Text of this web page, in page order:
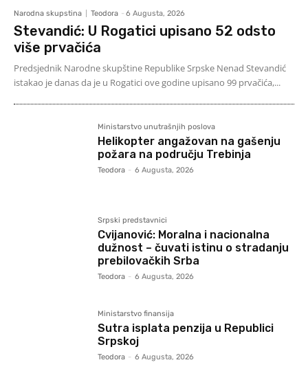
Narodna skupstina Teodora - 6 Augusta, 2026
Stevandić: U Rogatici upisano 52 odsto
više prvačića
Predsjednik Narodne skupštine Republike Srpske Nenad Stevandić
istakao je danas da je u Rogatici ove godine upisano 99 prvačića,...
Ministarstvo unutrašnjih poslova
Helikopter angažovan na gašenju
požara na području Trebinja
Teodora - 6 Augusta, 2026
Srpski predstavnici
Cvijanović: Moralna i nacionalna
dužnost – čuvati istinu o stradanju
prebilovačkih Srba
Teodora - 6 Augusta, 2026
Ministarstvo finansija
Sutra isplata penzija u Republici
Srpskoj
Teodora - 6 Augusta, 2026